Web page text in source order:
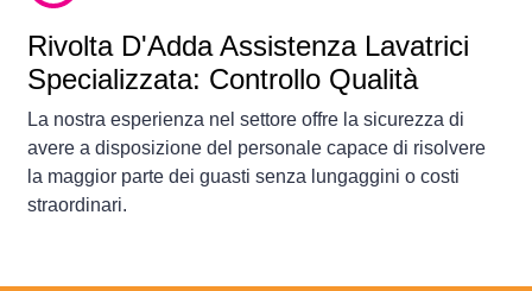
Rivolta D'Adda Assistenza Lavatrici
Specializzata: Controllo Qualità
La nostra esperienza nel settore offre la sicurezza di
avere a disposizione del personale capace di risolvere
la maggior parte dei guasti senza lungaggini o costi
straordinari.